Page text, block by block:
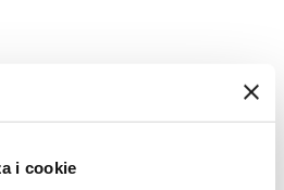
i cookie
Aspecto de la superficie: